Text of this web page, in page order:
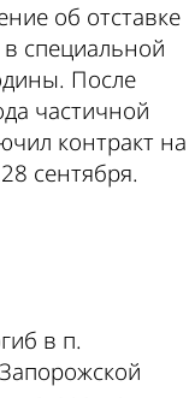
об отставке
специальной
После
частичной
контракт на
сентября.
в п.